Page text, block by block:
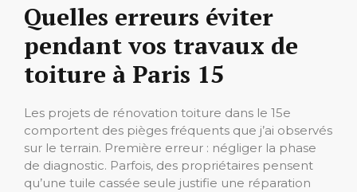
Quelles erreurs éviter
pendant vos travaux de
toiture à Paris 15
Les projets de rénovation toiture dans le 15e
comportent des pièges fréquents que j’ai observés
sur le terrain. Première erreur : négliger la phase
de diagnostic. Parfois, des propriétaires pensent
qu’une tuile cassée seule justifie une réparation